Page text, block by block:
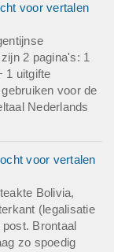
voor vertalen
2 pagina's: 1
1 uitgifte
voor de
Nederlands
voor vertalen
Bolivia,
(legalisatie
Brontaal
zo spoedig